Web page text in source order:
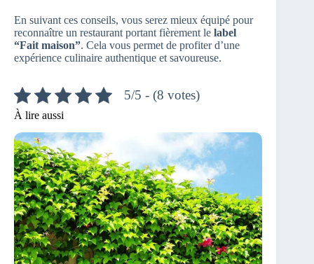
En suivant ces conseils, vous serez mieux équipé pour
reconnaître un restaurant portant fièrement le label
“Fait maison”. Cela vous permet de profiter d’une
expérience culinaire authentique et savoureuse.
5/5 - (8 votes)
À lire aussi